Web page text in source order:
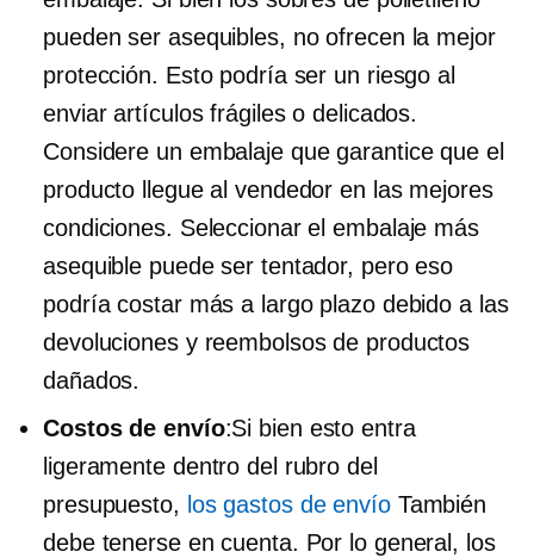
pueden ser asequibles, no ofrecen la mejor
protección. Esto podría ser un riesgo al
enviar artículos frágiles o delicados.
Considere un embalaje que garantice que el
producto llegue al vendedor en las mejores
condiciones. Seleccionar el embalaje más
asequible puede ser tentador, pero eso
podría costar más a largo plazo debido a las
devoluciones y reembolsos de productos
dañados.
Costos de envío:Si bien esto entra
ligeramente dentro del rubro del
presupuesto, los gastos de envíoTambién
debe tenerse en cuenta. Por lo general, los